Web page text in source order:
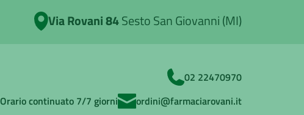
Via Rovani 84Sesto San Giovanni (MI)
02 22470970
Orario continuato 7/7 giorni
ordini@farmaciarovani.it